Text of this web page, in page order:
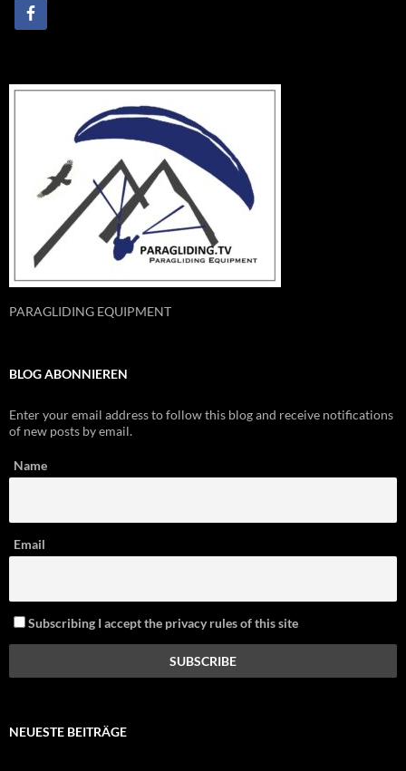
PARAGLIDING EQUIPMENT
BLOG ABONNIEREN
Enter your email address to follow this blog and receive notifications
of new posts by email.
Name
Email
Subscribing I accept the privacy rules of this site
NEUESTE BEITRÄGE